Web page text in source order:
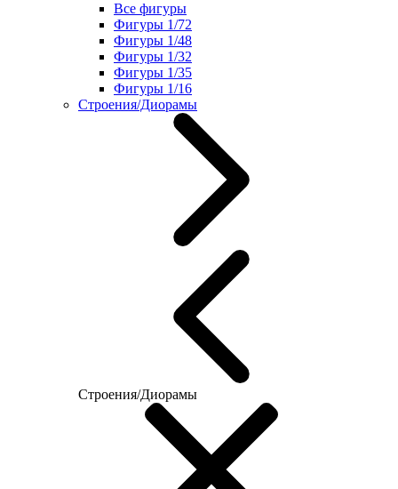
Все фигуры
Фигуры 1/72
Фигуры 1/48
Фигуры 1/32
Фигуры 1/35
Фигуры 1/16
Строения/Диорамы
Строения/Диорамы